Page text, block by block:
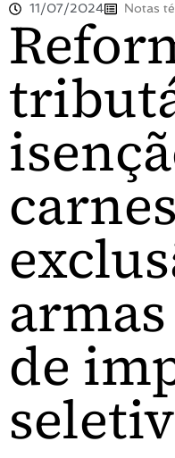
11/07/2024 Notas
de